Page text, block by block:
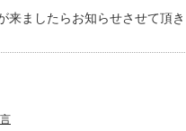
来ましたらお知らせさせて頂き